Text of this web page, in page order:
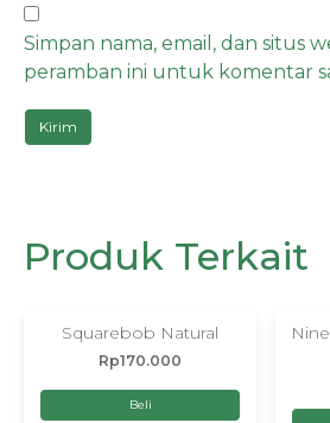
Simpan nama, email, dan situs
peramban ini untuk komentar
Produk Terkait
Squarebob Natural
Rp170.000
Beli